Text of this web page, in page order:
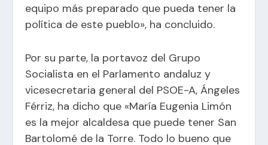
equipo más preparado que pueda tener la
política de este pueblo», ha concluido.
Por su parte, la portavoz del Grupo
Socialista en el Parlamento andaluz y
vicesecretaria general del PSOE-A, Ángeles
Férriz, ha dicho que «María Eugenia Limón
es la mejor alcaldesa que puede tener San
Bartolomé de la Torre. Todo lo bueno que